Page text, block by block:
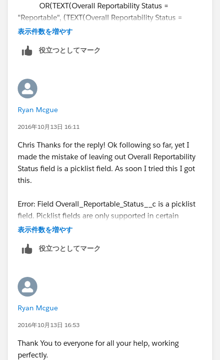
OR(TEXT(Overall Reportability Status =
"Reportable", (TEXT(Overall Reportability Status =
"Reported"),
Contains(CMP_WF_Status__c,"Waiting"),
Contains(CMP_WF_Action__c ,"Submit")
)))
表示件数を増やす
役立つとしてマーク
Ryan Mcgue
2016年10月13日 16:11
Chris Thanks for the reply! Ok following so far, yet I
made the mistake of leaving out Overall Reportability
Status field is a picklist field. As soon I tried this I got
this.
Error: Field Overall_Reportable_Status__c is a picklist
field. Picklist fields are only supported in certain
functions.
表示件数を増やす
役立つとしてマーク
Ryan Mcgue
2016年10月13日 16:53
Thank You to everyone for all your help, working
perfectly.